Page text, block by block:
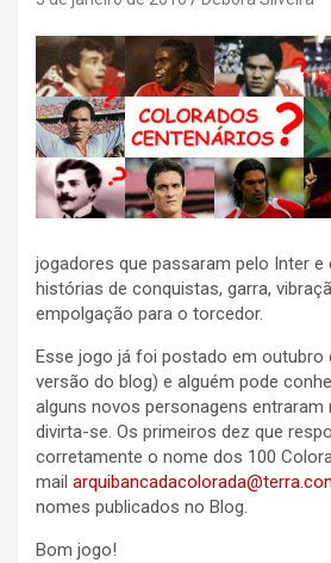
jogadores que passaram pelo Inter e
histórias de conquistas, garra,
empolgação para o torcedor.
Esse jogo já foi postado em outubro
versão do blog) e alguém pode
alguns novos personagens entraram
divirta-se. Os primeiros dez que
corretamente o nome dos 100
mail
nomes publicados no Blog.
Bom jogo!